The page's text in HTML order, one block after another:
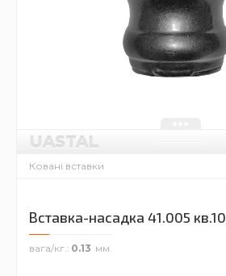
UASTAL
Ковані вставки
Вставка-насадка 41.005 кв.10
вага/кг. 0.13